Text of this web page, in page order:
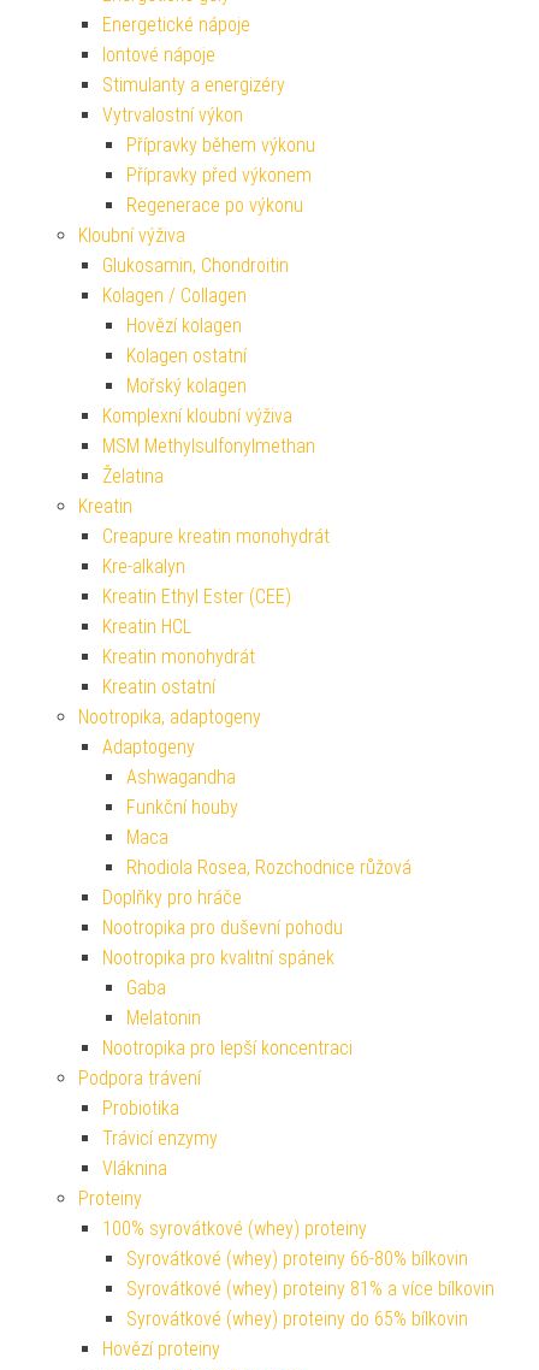
Energetické nápoje
Iontové nápoje
Stimulanty a energizéry
Vytrvalostní výkon
Přípravky během výkonu
Přípravky před výkonem
Regenerace po výkonu
Kloubní výživa
Glukosamin, Chondroitin
Kolagen / Collagen
Hovězí kolagen
Kolagen ostatní
Mořský kolagen
Komplexní kloubní výživa
MSM Methylsulfonylmethan
Želatina
Kreatin
Creapure kreatin monohydrát
Kre-alkalyn
Kreatin Ethyl Ester (CEE)
Kreatin HCL
Kreatin monohydrát
Kreatin ostatní
Nootropika, adaptogeny
Adaptogeny
Ashwagandha
Funkční houby
Maca
Rhodiola Rosea, Rozchodnice růžová
Doplňky pro hráče
Nootropika pro duševní pohodu
Nootropika pro kvalitní spánek
Gaba
Melatonin
Nootropika pro lepší koncentraci
Podpora trávení
Probiotika
Trávicí enzymy
Vláknina
Proteiny
100% syrovátkové (whey) proteiny
Syrovátkové (whey) proteiny 66-80% bílkovin
Syrovátkové (whey) proteiny 81% a více bílkovin
Syrovátkové (whey) proteiny do 65% bílkovin
Hovězí proteiny